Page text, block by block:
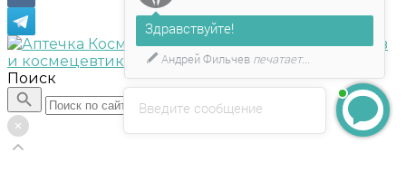
Поиск
Введите сообщение
Здравствуйте!
Андрей Фильчев печатает...